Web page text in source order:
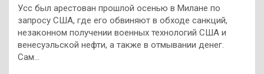
Усс был арестован прошлой осенью в Милане по
запросу США, где его обвиняют в обходе санкций,
незаконном получении военных технологий США и
венесуэльской нефти, а также в отмывании денег.
Сам…